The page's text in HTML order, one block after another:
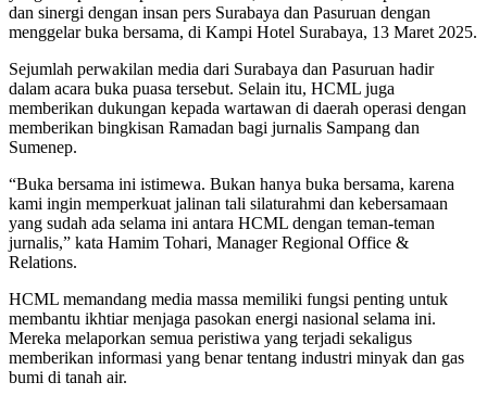
dan sinergi dengan insan pers Surabaya dan Pasuruan dengan
menggelar buka bersama, di Kampi Hotel Surabaya, 13 Maret 2025.
Sejumlah perwakilan media dari Surabaya dan Pasuruan hadir
dalam acara buka puasa tersebut. Selain itu, HCML juga
memberikan dukungan kepada wartawan di daerah operasi dengan
memberikan bingkisan Ramadan bagi jurnalis Sampang dan
Sumenep.
“Buka bersama ini istimewa. Bukan hanya buka bersama, karena
kami ingin memperkuat jalinan tali silaturahmi dan kebersamaan
yang sudah ada selama ini antara HCML dengan teman-teman
jurnalis,” kata Hamim Tohari, Manager Regional Office &
Relations.
HCML memandang media massa memiliki fungsi penting untuk
membantu ikhtiar menjaga pasokan energi nasional selama ini.
Mereka melaporkan semua peristiwa yang terjadi sekaligus
memberikan informasi yang benar tentang industri minyak dan gas
bumi di tanah air.